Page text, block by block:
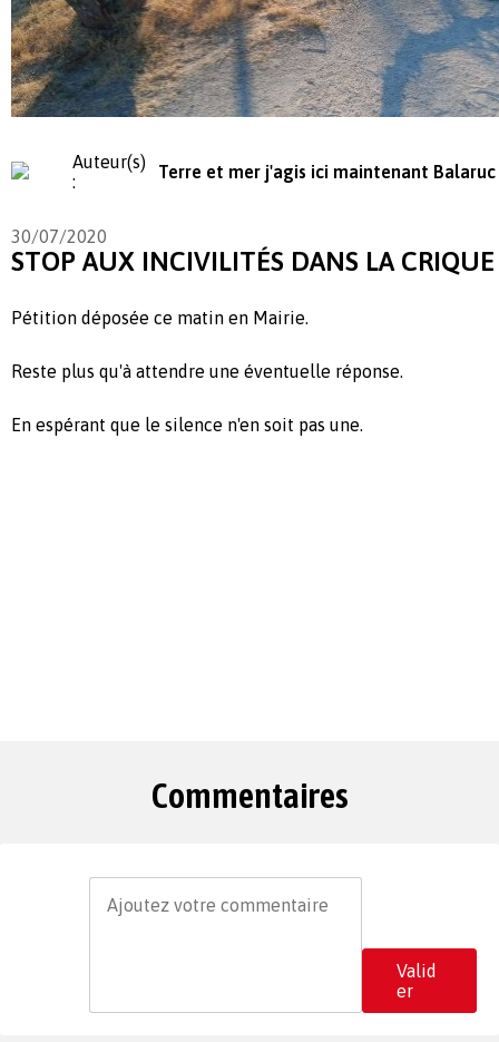
Auteur(s)
:
Terre et mer j'agis ici maintenant
30/07/2020
STOP AUX INCIVILITÉS DANS LA
Pétition déposée ce matin en Mairie.
Reste plus qu'à attendre une éventuelle réponse.
En espérant que le silence n'en soit pas une.
Commentaires
Valid
er